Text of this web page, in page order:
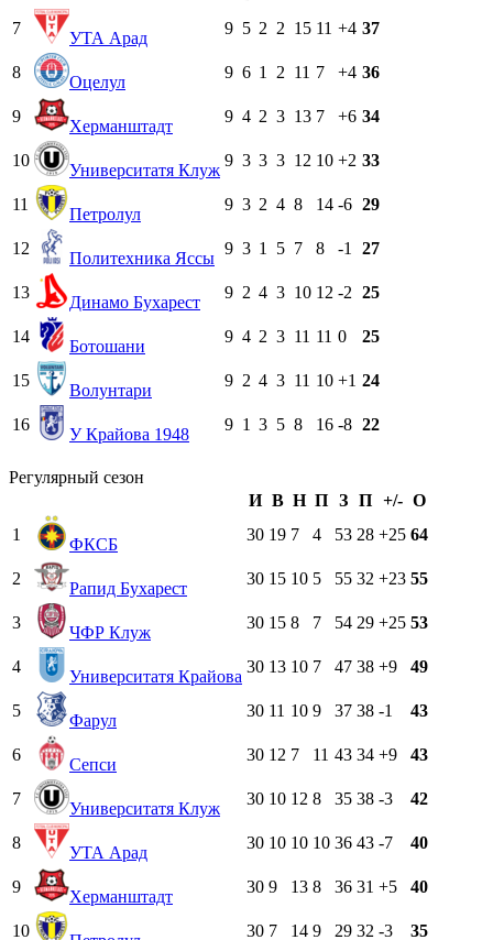
7
УТА Арад
9 5 2 2 15 11 +4 37
8
Оцелул
9 6 1 2 11 7 +4 36
9
Херманштадт
9 4 2 3 13 7 +6 34
10
Университатя Клуж
9 3 3 3 12 10 +2 33
11
Петролул
9 3 2 4 8 14 -6 29
12
Политехника Яссы
9 3 1 5 7 8 -1 27
13
Динамо Бухарест
9 2 4 3 10 12 -2 25
14
Ботошани
9 4 2 3 11 11 0 25
15
Волунтари
9 2 4 3 11 10 +1 24
16
У Крайова 1948
9 1 3 5 8 16 -8 22
Регулярный сезон
И В Н П З П +/- О
1
ФКСБ
30 19 7 4 53 28 +25 64
2
Рапид Бухарест
30 15 10 5 55 32 +23 55
3
ЧФР Клуж
30 15 8 7 54 29 +25 53
4
Университатя Крайова
30 13 10 7 47 38 +9 49
5
Фарул
30 11 10 9 37 38 -1 43
6
Сепси
30 12 7 11 43 34 +9 43
7
Университатя Клуж
30 10 12 8 35 38 -3 42
8
УТА Арад
30 10 10 10 36 43 -7 40
9
Херманштадт
30 9 13 8 36 31 +5 40
10 30 7 14 9 29 32 -3 35